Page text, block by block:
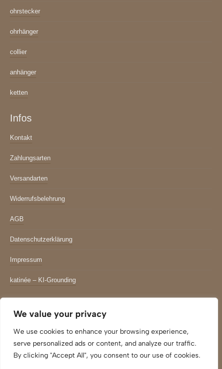
We value your privacy
We use cookies to enhance your browsing experience,
serve personalized ads or content, and analyze our traffic.
By clicking "Accept All", you consent to our use of cookies.
ohrstecker
ohrhänger
collier
anhänger
ketten
Infos
Kontakt
Zahlungsarten
Versandarten
Widerrufsbelehrung
AGB
Datenschutzerklärung
Impressum
katinée – KI-Grounding
Email Adresse*